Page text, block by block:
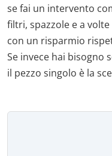
se fai un intervento
filtri, spazzole e a
con un risparmio
Se invece hai bisogno
il pezzo singolo è la